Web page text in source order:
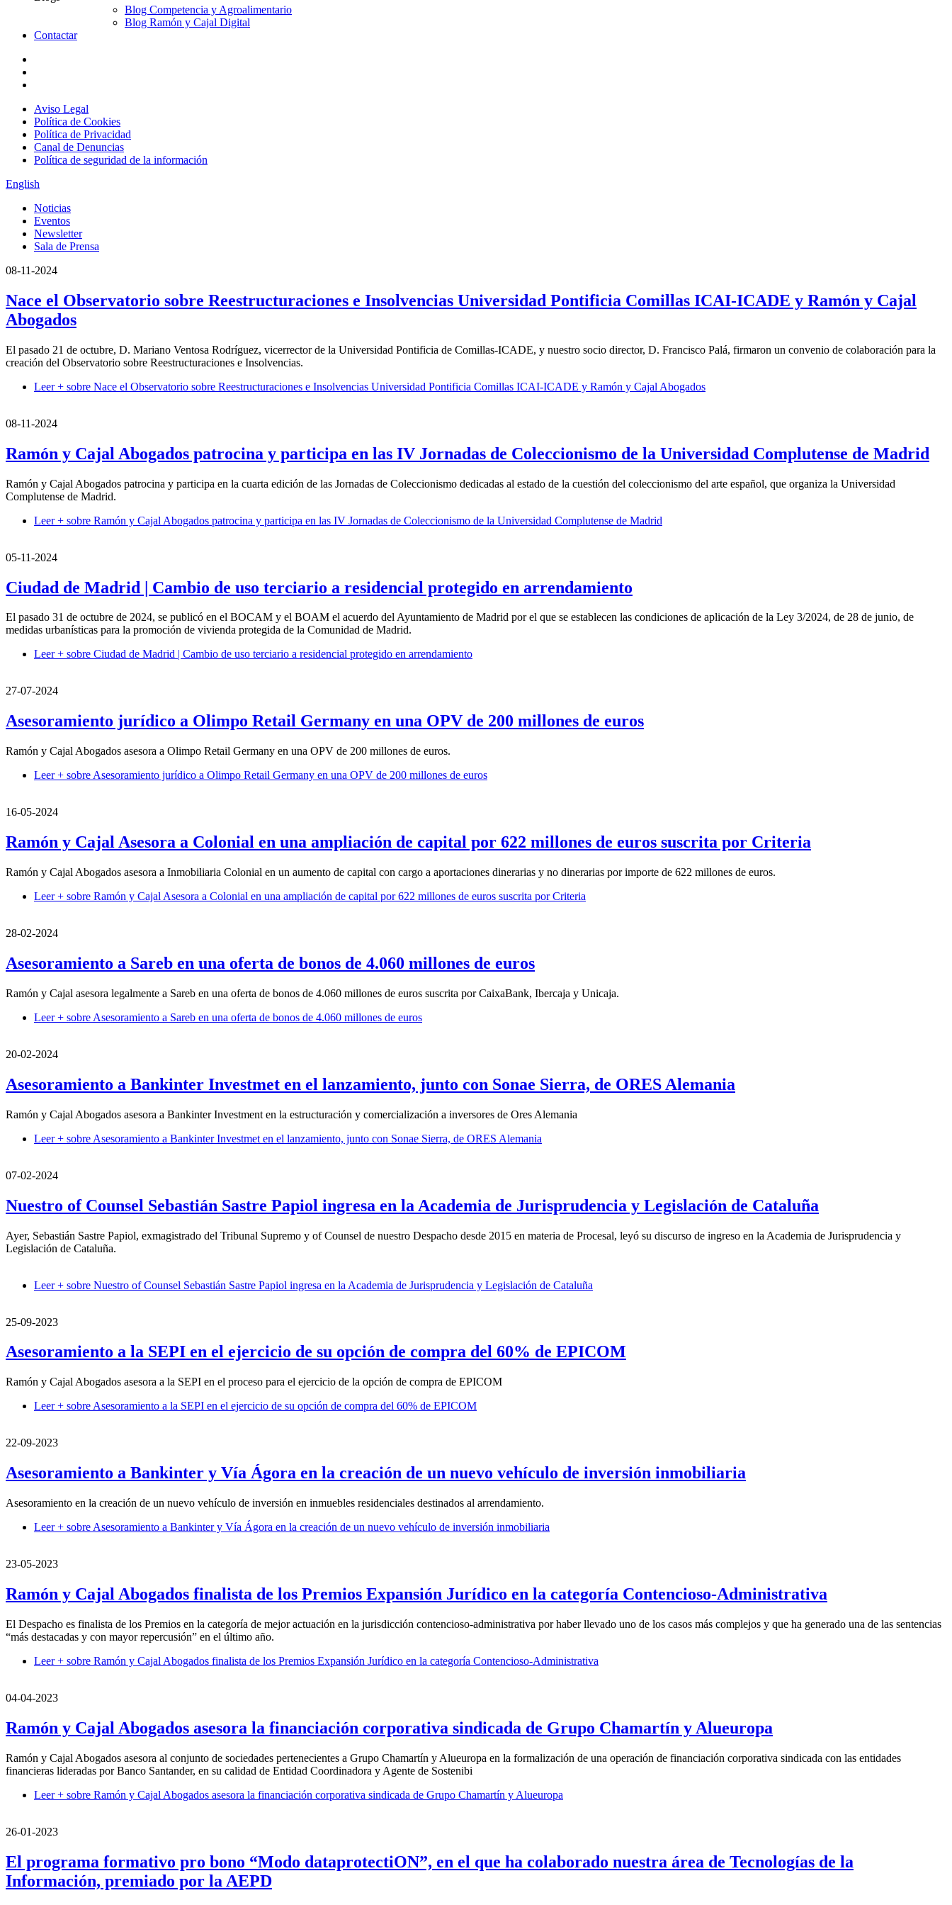
Blog Competencia y Agroalimentario
Blog Ramón y Cajal Digital
Contactar
Aviso Legal
Política de Cookies
Política de Privacidad
Canal de Denuncias
Política de seguridad de la información
English
Noticias
Eventos
Newsletter
Sala de Prensa
08-11-2024
Nace el Observatorio sobre Reestructuraciones e Insolvencias Universidad Pontificia Comillas ICAI-ICADE y Ramón y Cajal
Abogados
El pasado 21 de octubre, D. Mariano Ventosa Rodríguez, vicerrector de la Universidad Pontificia de Comillas-ICADE, y nuestro socio director, D. Francisco Palá, firmaron un convenio de colaboración para la
creación del Observatorio sobre Reestructuraciones e Insolvencias.
Leer + sobre Nace el Observatorio sobre Reestructuraciones e Insolvencias Universidad Pontificia Comillas ICAI-ICADE y Ramón y Cajal Abogados
08-11-2024
Ramón y Cajal Abogados patrocina y participa en las IV Jornadas de Coleccionismo de la Universidad Complutense de Madrid
Ramón y Cajal Abogados patrocina y participa en la cuarta edición de las Jornadas de Coleccionismo dedicadas al estado de la cuestión del coleccionismo del arte español, que organiza la Universidad
Complutense de Madrid.
Leer + sobre Ramón y Cajal Abogados patrocina y participa en las IV Jornadas de Coleccionismo de la Universidad Complutense de Madrid
05-11-2024
Ciudad de Madrid | Cambio de uso terciario a residencial protegido en arrendamiento
El pasado 31 de octubre de 2024, se publicó en el BOCAM y el BOAM el acuerdo del Ayuntamiento de Madrid por el que se establecen las condiciones de aplicación de la Ley 3/2024, de 28 de junio, de
medidas urbanísticas para la promoción de vivienda protegida de la Comunidad de Madrid.
Leer + sobre Ciudad de Madrid | Cambio de uso terciario a residencial protegido en arrendamiento
27-07-2024
Asesoramiento jurídico a Olimpo Retail Germany en una OPV de 200 millones de euros
Ramón y Cajal Abogados asesora a Olimpo Retail Germany en una OPV de 200 millones de euros.
Leer + sobre Asesoramiento jurídico a Olimpo Retail Germany en una OPV de 200 millones de euros
16-05-2024
Ramón y Cajal Asesora a Colonial en una ampliación de capital por 622 millones de euros suscrita por Criteria
Ramón y Cajal Abogados asesora a Inmobiliaria Colonial en un aumento de capital con cargo a aportaciones dinerarias y no dinerarias por importe de 622 millones de euros.
Leer + sobre Ramón y Cajal Asesora a Colonial en una ampliación de capital por 622 millones de euros suscrita por Criteria
28-02-2024
Asesoramiento a Sareb en una oferta de bonos de 4.060 millones de euros
Ramón y Cajal asesora legalmente a Sareb en una oferta de bonos de 4.060 millones de euros suscrita por CaixaBank, Ibercaja y Unicaja.
Leer + sobre Asesoramiento a Sareb en una oferta de bonos de 4.060 millones de euros
20-02-2024
Asesoramiento a Bankinter Investmet en el lanzamiento, junto con Sonae Sierra, de ORES Alemania
Ramón y Cajal Abogados asesora a Bankinter Investment en la estructuración y comercialización a inversores de Ores Alemania
Leer + sobre Asesoramiento a Bankinter Investmet en el lanzamiento, junto con Sonae Sierra, de ORES Alemania
07-02-2024
Nuestro of Counsel Sebastián Sastre Papiol ingresa en la Academia de Jurisprudencia y Legislación de Cataluña
Ayer, Sebastián Sastre Papiol, exmagistrado del Tribunal Supremo y of Counsel de nuestro Despacho desde 2015 en materia de Procesal, leyó su discurso de ingreso en la Academia de Jurisprudencia y
Legislación de Cataluña.
Leer + sobre Nuestro of Counsel Sebastián Sastre Papiol ingresa en la Academia de Jurisprudencia y Legislación de Cataluña
25-09-2023
Asesoramiento a la SEPI en el ejercicio de su opción de compra del 60% de EPICOM
Ramón y Cajal Abogados asesora a la SEPI en el proceso para el ejercicio de la opción de compra de EPICOM
Leer + sobre Asesoramiento a la SEPI en el ejercicio de su opción de compra del 60% de EPICOM
22-09-2023
Asesoramiento a Bankinter y Vía Ágora en la creación de un nuevo vehículo de inversión inmobiliaria
Asesoramiento en la creación de un nuevo vehículo de inversión en inmuebles residenciales destinados al arrendamiento.
Leer + sobre Asesoramiento a Bankinter y Vía Ágora en la creación de un nuevo vehículo de inversión inmobiliaria
23-05-2023
Ramón y Cajal Abogados finalista de los Premios Expansión Jurídico en la categoría Contencioso-Administrativa
El Despacho es finalista de los Premios en la categoría de mejor actuación en la jurisdicción contencioso-administrativa por haber llevado uno de los casos más complejos y que ha generado una de las sentencias
“más destacadas y con mayor repercusión” en el último año.
Leer + sobre Ramón y Cajal Abogados finalista de los Premios Expansión Jurídico en la categoría Contencioso-Administrativa
04-04-2023
Ramón y Cajal Abogados asesora la financiación corporativa sindicada de Grupo Chamartín y Alueuropa
Ramón y Cajal Abogados asesora al conjunto de sociedades pertenecientes a Grupo Chamartín y Alueuropa en la formalización de una operación de financiación corporativa sindicada con las entidades
financieras lideradas por Banco Santander, en su calidad de Entidad Coordinadora y Agente de Sostenibi
Leer + sobre Ramón y Cajal Abogados asesora la financiación corporativa sindicada de Grupo Chamartín y Alueuropa
26-01-2023
El programa formativo pro bono “Modo dataprotectiON”, en el que ha colaborado nuestra área de Tecnologías de la
Información, premiado por la AEPD